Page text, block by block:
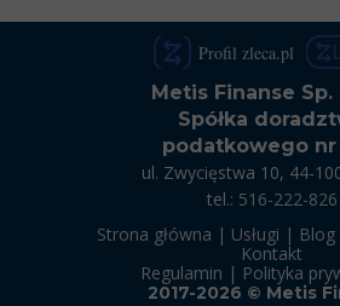
Metis Finanse Sp.
Spółka
podatkowego nr
ul. Zwycięstwa 10, 44-
tel.: 516-222-826
Strona główna | Usługi | Blog
Kontakt
Regulamin | Polityka
2017-2026 © Metis
Profil zleca.pl